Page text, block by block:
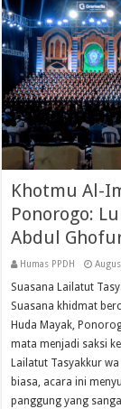
Khotmu Al-
Ponorogo:
Abdul
Humas PPDH
Suasana Lailatut
Suasana khidmat
Huda Mayak,
mata menjadi saksi
Lailatut Tasyakkur
biasa, acara ini
panggung yang